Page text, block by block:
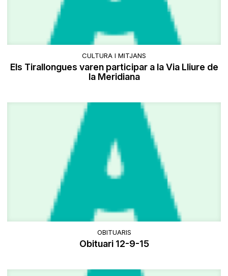
CULTURA I MITJANS
Els Tirallongues varen participar a la Via Lliure de
la Meridiana
OBITUARIS
Obituari 12-9-15